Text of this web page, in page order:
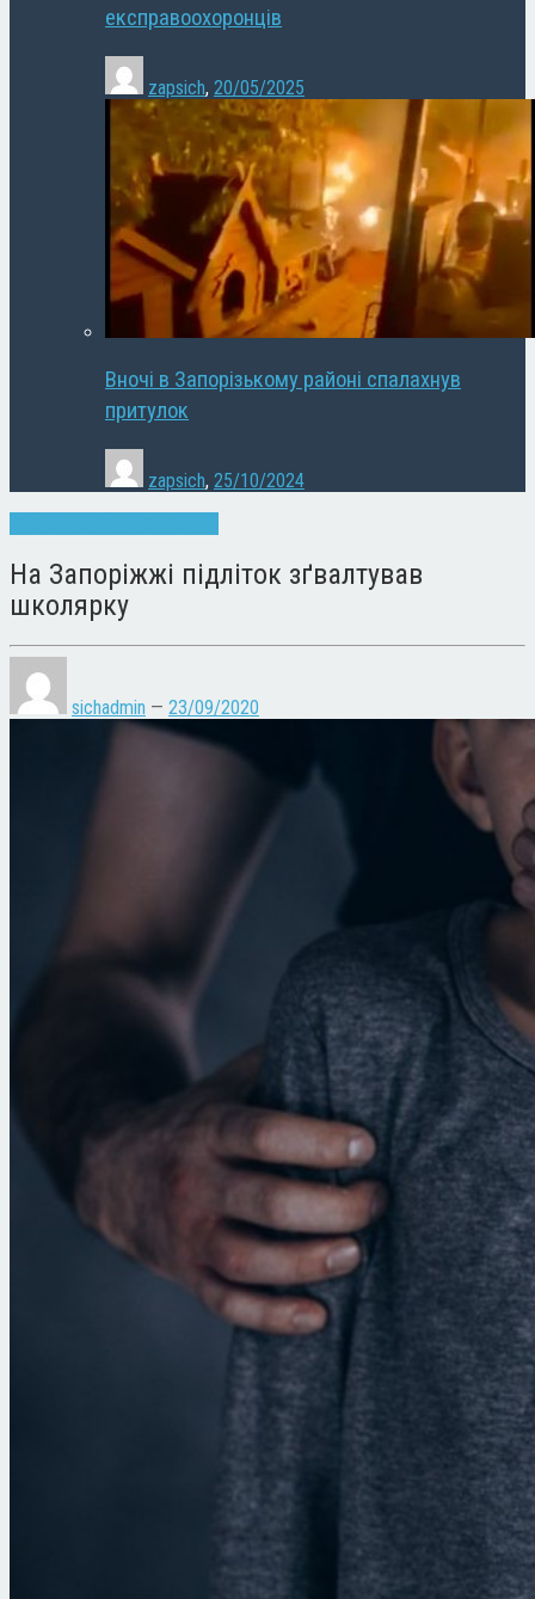
експравоохоронців
zapsich, 20/05/2025
Вночі в Запорізькому районі спалахнув
притулок
zapsich, 25/10/2024
На Запоріжжі підліток зґвалтував
школярку
sichadmin — 23/09/2020